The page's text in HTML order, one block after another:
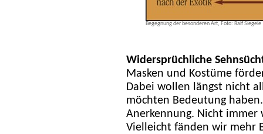
Begegnung der besonderen Art, Foto: Ralf Siegele
Widersprüchliche
Masken und Kostüme
Dabei wollen längst nicht
möchten Bedeutung
Anerkennung. Nicht
Vielleicht fänden wir mehr